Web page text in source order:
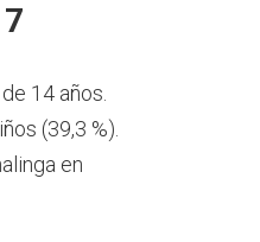
14 años.
(39,3 %).
en